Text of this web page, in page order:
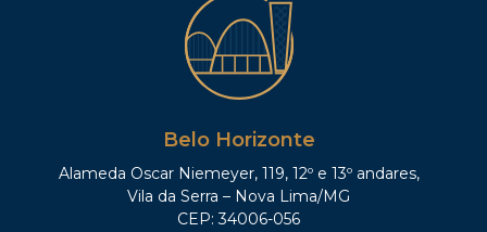
Belo Horizonte
Alameda Oscar Niemeyer, 119, 12º e 13º andares,
Vila da Serra – Nova Lima/MG
CEP: 34006-056